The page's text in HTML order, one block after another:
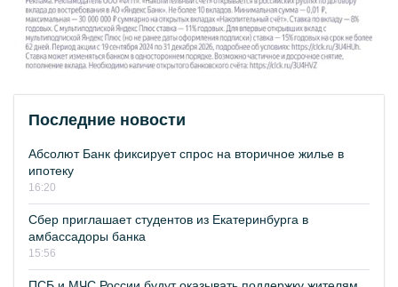
Последние новости
Абсолют Банк фиксирует спрос на вторичное жилье в
ипотеку
16:20
Сбер приглашает студентов из Екатеринбурга в
амбассадоры банка
15:56